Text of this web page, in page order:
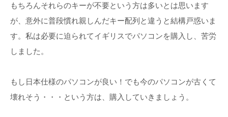
もちろんそれらのキーが不要という方は多いとは思います
が、意外に普段慣れ親しんだキー配列と違うと結構戸惑いま
す。私は必要に迫られてイギリスでパソコンを購入し、苦労
しました。
もし日本仕様のパソコンが良い！でも今のパソコンが古くて
壊れそう・・・という方は、購入していきましょう。